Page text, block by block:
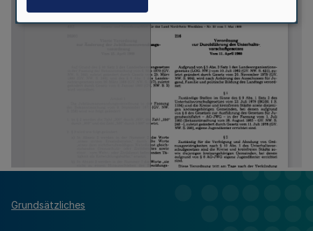
Grundsätzliches